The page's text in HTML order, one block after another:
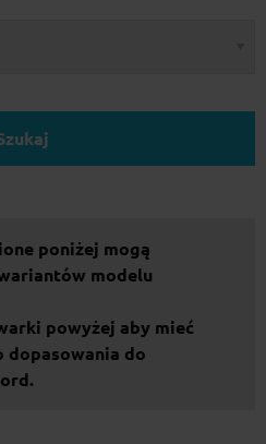
poniżej mogą
modelu
powyżej aby mieć
dopasowania do